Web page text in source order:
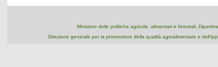
Ministero delle politiche agricole, alimentari e forestali,
Direzione generale per la promozione della qualità agroalimentare e